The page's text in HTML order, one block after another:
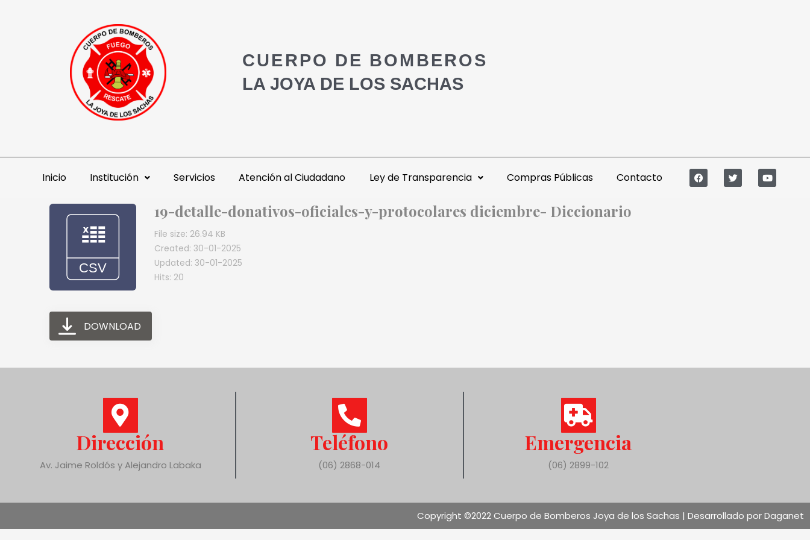
CUERPO DE BOMBEROS
LA JOYA DE LOS SACHAS
Inicio Institución Servicios Atención al Ciudadano Ley de Transparencia Compras Públicas Contacto
19-detalle-donativos-oficiales-y-protocolares diciembre- Diccionario
File size: 26.94 KB
Created: 30-01-2025
Updated: 30-01-2025
Hits: 20
DOWNLOAD
Dirección
Av. Jaime Roldós y Alejandro Labaka
Teléfono
(06) 2868-014
Emergencia
(06) 2899-102
Copyright ©2022 Cuerpo de Bomberos Joya de los Sachas | Desarrollado por Daganet